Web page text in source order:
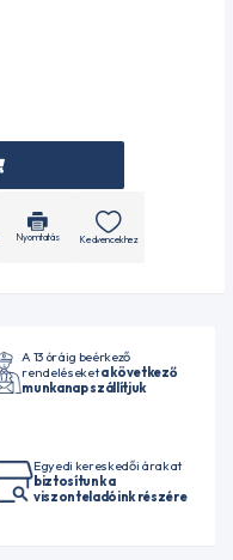
Nyomtatás Kedvencekhez
A 13 óráig beérkező
rendeléseketa következő
munkanap szállítjuk
Egyedi kereskedői árakat
biztosítunk a
viszonteladóink részére